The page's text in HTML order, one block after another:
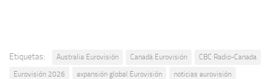
Etiquetas: Australia Eurovisión Canadá Eurovisión
CBC Radio-Canada
Eurovisión 2026
expansión global Eurovisión
noticias eurovisión